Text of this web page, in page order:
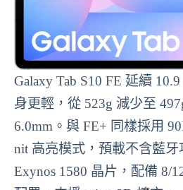
Galaxy Tab S10 FE 延續
身更輕，從 523g 減少至
6.0mm。與 FE+ 同樣採用
nit 高亮模式，預載不含藍牙
Exynos 1580 晶片，配備 8/